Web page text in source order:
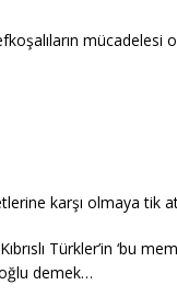
mücadelesi
karşı olmaya tik
Türkler’in ‘bu
demek…